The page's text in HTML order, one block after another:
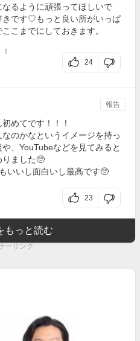
るように頑張ってほしいで
きです♡もっと良い所がいっぱ
こまでにしておきます。
24
めてです！！！
のかなというイメージを持っ
、YouTubeなどを見てみると
りました🥺
いいし面白いし最高です🥺
23
報告
もっと読む
ーリンク